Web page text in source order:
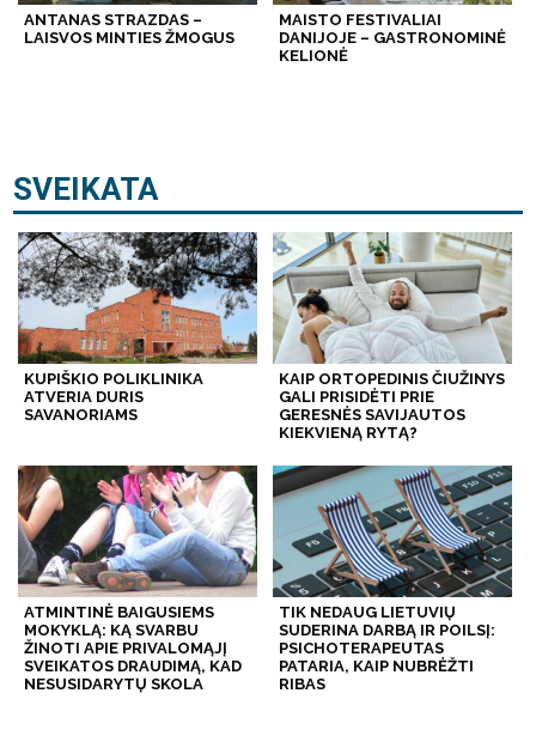
ANTANAS STRAZDAS –
LAISVOS MINTIES ŽMOGUS
MAISTO FESTIVALIAI
DANIJOJE – GASTRONOMINĖ
KELIONĖ
SVEIKATA
KUPIŠKIO POLIKLINIKA
ATVERIA DURIS
SAVANORIAMS
KAIP ORTOPEDINIS ČIUŽINYS
GALI PRISIDĖTI PRIE
GERESNĖS SAVIJAUTOS
KIEKVIENĄ RYTĄ?
ATMINTINĖ BAIGUSIEMS
MOKYKLĄ: KĄ SVARBU
ŽINOTI APIE PRIVALOMĄJĮ
SVEIKATOS DRAUDIMĄ, KAD
NESUSIDARYTŲ SKOLA
TIK NEDAUG LIETUVIŲ
SUDERINA DARBĄ IR POILSĮ:
PSICHOTERAPEUTAS
PATARIA, KAIP NUBRĖŽTI
RIBAS